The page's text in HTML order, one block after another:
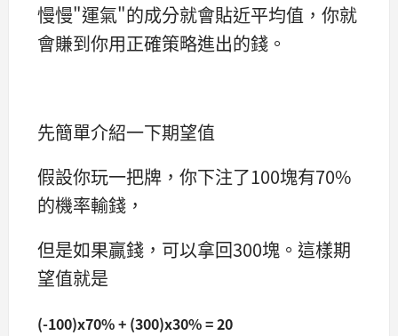
慢慢"運氣"的成分就會貼近平均值，你就
會賺到你用正確策略進出的錢。
先簡單介紹一下期望值
假設你玩一把牌，你下注了100塊有70%
的機率輸錢，
但是如果贏錢，可以拿回300塊。這樣期
望值就是
(-100)x70% + (300)x30% = 20